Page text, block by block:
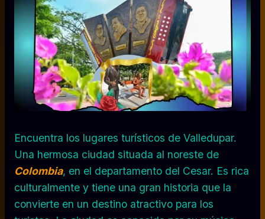
Encuentra los lugares turísticos de Valledupar.
Una hermosa ciudad situada al noreste de
Colombia, en el departamento del Cesar. Es rica
culturalmente y tiene una gran historia que la
convierte en un destino atractivo para los